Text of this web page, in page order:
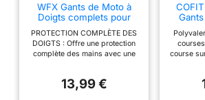
WFX Gants de Moto à
Doigts complets pour
écran Tactile, Gants de
Protection Respirants
pour l'équitation, la
Course sur Route,
Le Cyclisme, Le BMX,
l'ATV, Le VTT
PROTECTION COMPLÈTE DES
DOIGTS : Offre une protection
complète des mains avec une
abrasions, les impacts et les
13,99 €
course